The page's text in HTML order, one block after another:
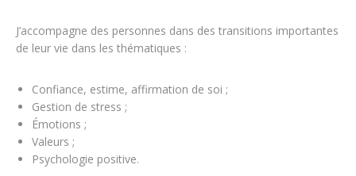
J’accompagne des personnes dans des transitions importantes
de leur vie dans les thématiques :
Confiance, estime, affirmation de soi ;
Gestion de stress ;
Émotions ;
Valeurs ;
Psychologie positive.